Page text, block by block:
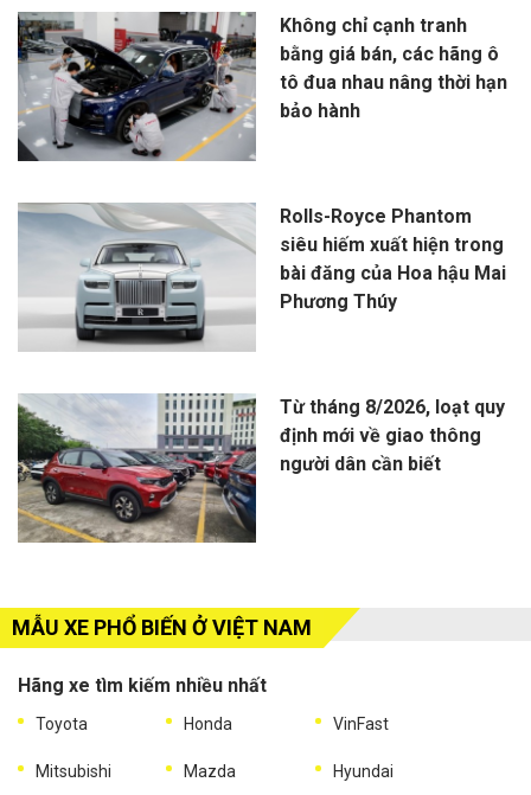
Không chỉ cạnh tranh
bằng giá bán, các hãng ô
tô đua nhau nâng thời hạn
bảo hành
Rolls-Royce Phantom
siêu hiếm xuất hiện trong
bài đăng của Hoa hậu Mai
Phương Thúy
Từ tháng 8/2026, loạt quy
định mới về giao thông
người dân cần biết
MẪU XE PHỔ BIẾN Ở VIỆT NAM
Hãng xe tìm kiếm nhiều nhất
Toyota Honda VinFast
Mitsubishi Mazda Hyundai